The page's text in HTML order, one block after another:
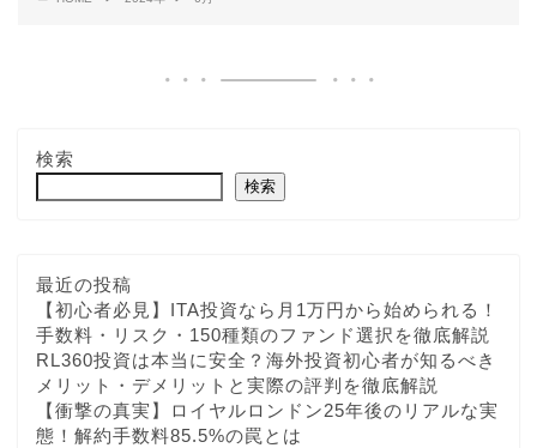
検索
検索
最近の投稿
【初心者必見】ITA投資なら月1万円から始められる！
手数料・リスク・150種類のファンド選択を徹底解説
RL360投資は本当に安全？海外投資初心者が知るべき
メリット・デメリットと実際の評判を徹底解説
【衝撃の真実】ロイヤルロンドン25年後のリアルな実
態！解約手数料85.5%の罠とは